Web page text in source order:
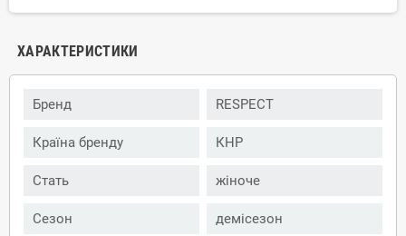
ХАРАКТЕРИСТИКИ
Бренд RESPECT
Країна бренду КНР
Стать жіноче
Сезон демісезон